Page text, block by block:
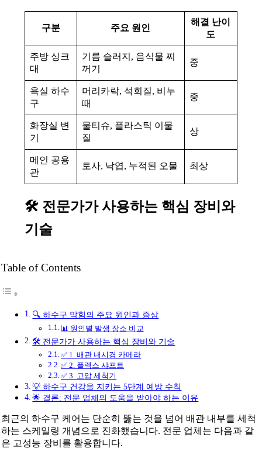
구분 주요 원인
해결 난이
도
주방 싱크
대
기름 슬러지, 음식물 찌
꺼기
중
욕실 하수
구
머리카락, 석회질, 비누
때
중
화장실 변
기
물티슈, 플라스틱 이물
질
상
메인 공용
관
토사, 낙엽, 누적된 오물 최상
🛠️ 전문가가 사용하는 핵심 장비와
기술
Table of Contents
🔍 하수구 막힘의 주요 원인과 증상
📊 원인별 발생 장소 비교
🛠️ 전문가가 사용하는 핵심 장비와 기술
✅ 1. 배관 내시경 카메라
✅ 2. 플렉스 샤프트
✅ 3. 고압 세척기
💡 하수구 건강을 지키는 5단계 예방 수칙
🌟 결론: 전문 업체의 도움을 받아야 하는 이유
최근의 하수구 케어는 단순히 뚫는 것을 넘어 배관 내부를 세척
하는 스케일링 개념으로 진화했습니다. 전문 업체는 다음과 같
은 고성능 장비를 활용합니다.